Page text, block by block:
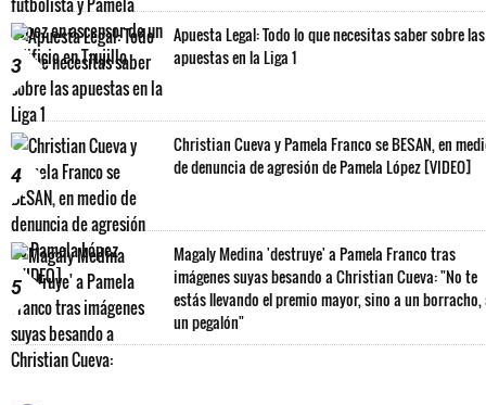
3
Apuesta Legal: Todo lo que necesitas saber sobre las
apuestas en la Liga 1
4
Christian Cueva y Pamela Franco se BESAN, en
de denuncia de agresión de Pamela López [VIDEO]
5
Magaly Medina 'destruye' a Pamela Franco tras
imágenes suyas besando a Christian Cueva: "No te
estás llevando el premio mayor, sino a un borracho,
un pegalón"